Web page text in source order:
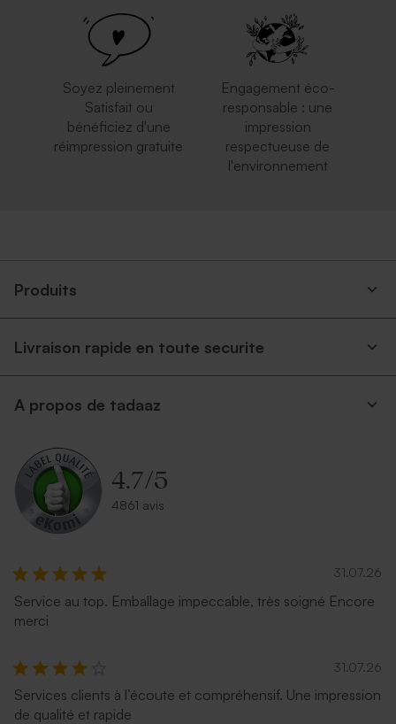
Soyez pleinement
Satisfait ou
bénéficiez d'une
réimpression gratuite
Engagement éco-
responsable : une
impression
respectueuse de
l'environnement
Produits
Livraison rapide en toute securite
A propos de tadaaz
4.7/5
4861 avis
31.07.26
Service au top. Emballage impeccable, très soigné Encore
merci
31.07.26
Services clients à l’écoute et compréhensif. Une impression
de qualité et rapide